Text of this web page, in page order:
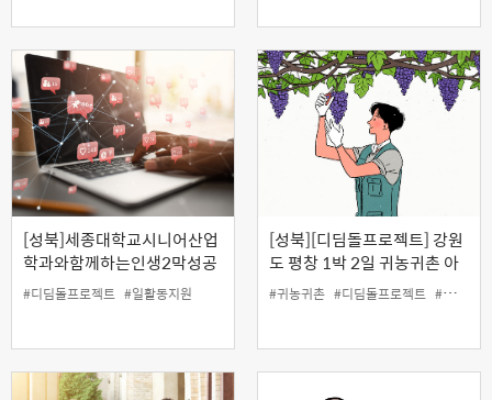
[성북]세종대학교시니어산업
학과와함께하는인생2막성공
스토리( 컴퓨터 전문강사가 알
려주는 1인기업에 필요한
#디딤돌프로젝트 #일활동지원
[성북][디딤돌프로젝트] 강원
도 평창 1박 2일 귀농귀촌 아
카데미 (9월 15일, 16일, 1박
2일 현장교육)
#귀농귀촌 #디딤돌프로젝트 #일활동지원사업